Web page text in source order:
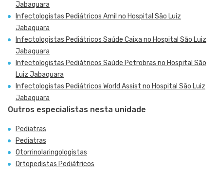
Jabaquara
Infectologistas Pediátricos Amil no Hospital São Luiz
Jabaquara
Infectologistas Pediátricos Saúde Caixa no Hospital São Luiz
Jabaquara
Infectologistas Pediátricos Saúde Petrobras no Hospital São
Luiz Jabaquara
Infectologistas Pediátricos World Assist no Hospital São Luiz
Jabaquara
Outros especialistas nesta unidade
Pediatras
Pediatras
Otorrinolaringologistas
Ortopedistas Pediátricos